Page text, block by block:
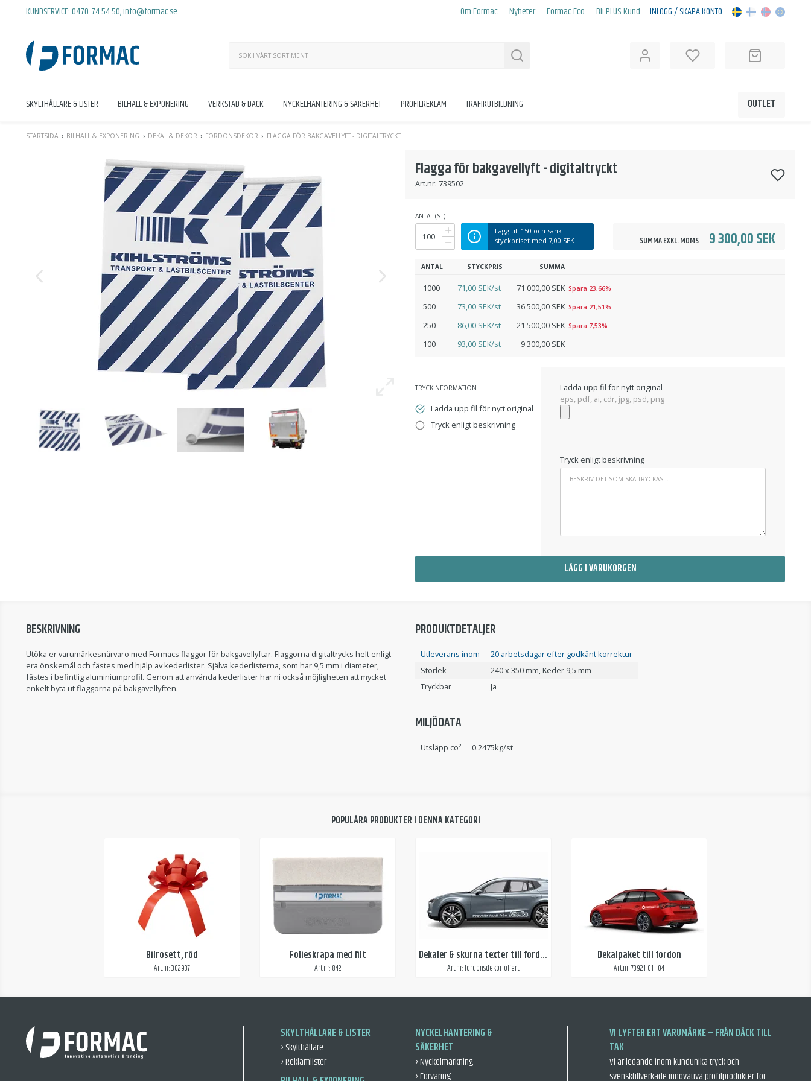
KUNDSERVICE:0470-74 54 50,info@formac.se Om Formac Nyheter Formac Eco Bli PLUS-Kund INLOGG / SKAPA KONTO
SKYLTHÅLLARE & LISTER BILHALL & EXPONERING VERKSTAD & DÄCK NYCKELHANTERING & SÄKERHET PROFILREKLAM TRAFIKUTBILDNING OUTLET
STARTSIDA BILHALL & EXPONERING DEKAL & DEKOR FORDONSDEKOR FLAGGA FÖR BAKGAVELLYFT - DIGITALTRYCKT
Flagga för bakgavellyft - digitaltryckt
Art.nr: 739502
ANTAL (ST)
Lägg till 150 och sänk
styckpriset med 7,00 SEK SUMMA EXKL. MOMS 9 300,00 SEK
ANTAL STYCKPRIS SUMMA
1000 71,00 SEK/st 71 000,00 SEK Spara 23,66%
500 73,00 SEK/st 36 500,00 SEK Spara 21,51%
250 86,00 SEK/st 21 500,00 SEK Spara 7,53%
100 93,00 SEK/st 9 300,00 SEK
TRYCKINFORMATION
Ladda upp fil för nytt original
Tryck enligt beskrivning
Ladda upp fil för nytt original
eps, pdf, ai, cdr, jpg, psd, png
Tryck enligt beskrivning
LÄGG I VARUKORGEN
BESKRIVNING
Utöka er varumärkesnärvaro med Formacs flaggor för bakgavellyftar. Flaggorna digitaltrycks helt enligt
era önskemål och fästes med hjälp av kederlister. Själva kederlisterna, som har 9,5 mm i diameter,
fästes i befintlig aluminiumprofil. Genom att använda kederlister har ni också möjligheten att mycket
enkelt byta ut flaggorna på bakgavellyften.
PRODUKTDETALJER
Utleverans inom
20 arbetsdagar efter godkänt korrektur
Storlek
240 x 350 mm, Keder 9,5 mm
Tryckbar
Ja
MILJÖDATA
Utsläpp co² 0.2475kg/st
POPULÄRA PRODUKTER I DENNA KATEGORI
Bilrosett, röd
Art.nr: 302937
Folieskrapa med filt
Art.nr: 842
Dekaler & skurna texter till fordon
Art.nr: fordonsdekor-offert
Dekalpaket till fordon
Art.nr: 73921-01 - 04
SKYLTHÅLLARE & LISTER
› Skylthållare
› Reklamlister
NYCKELHANTERING &
SÄKERHET
› Nyckelmärkning
› Förvaring
VI LYFTER ERT VARUMÄRKE – FRÅN DÄCK TILL
TAK
Vi är ledande inom kundunika tryck och
svensktillverkade innovativa profilprodukter för